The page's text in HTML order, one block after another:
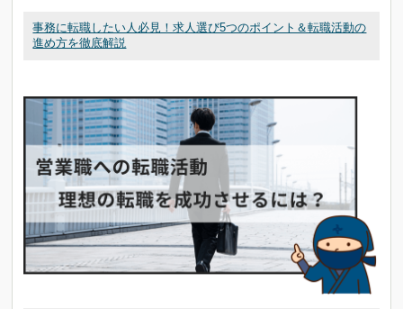
事務に転職したい人必見！求人選び5つのポイント＆転職活動の
進め方を徹底解説